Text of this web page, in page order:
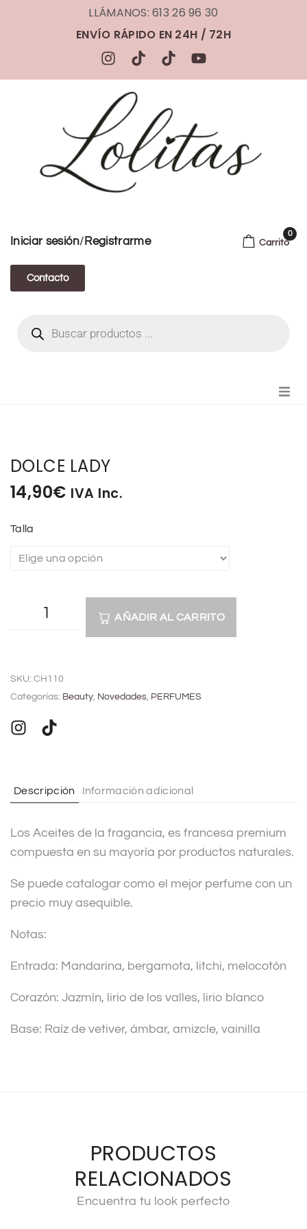
LLÁMANOS: 613 26 96 30
ENVÍO RÁPIDO EN 24H / 72H
Iniciar sesión/ Registrarme
Contacto
Carrito
0
BISUTERIA
CALZADO
TARJETAS REGALO
DOLCE LADY
14,90€ IVA Inc.
Talla
AÑADIR AL CARRITO
t
r
i
e
:
SKU: CH110
Categorías: Beauty, Novedades, PERFUMES
Descripción Información adicional
Los Aceites de la fragancia, es francesa premium
compuesta en su mayoría por productos naturales.
Se puede catalogar como el mejor perfume con un
precio muy asequible.
Notas:
Entrada: Mandarina, bergamota, litchi, melocotón
Corazón: Jazmín, lirio de los valles, lirio blanco
Base: Raíz de vetiver, ámbar, amizcle, vainilla
PRODUCTOS
RELACIONADOS
Encuentra tu look perfecto